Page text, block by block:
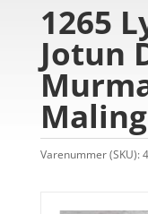
1265
Jotun
Maling
Varenummer (SKU):